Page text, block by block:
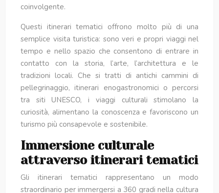
coinvolgente.
Questi itinerari tematici offrono molto più di una
semplice visita turistica: sono veri e propri viaggi nel
tempo e nello spazio che consentono di entrare in
contatto con la storia, l’arte, l’architettura e le
tradizioni locali. Che si tratti di antichi cammini di
pellegrinaggio, itinerari enogastronomici o percorsi
tra siti UNESCO, i viaggi culturali stimolano la
curiosità, alimentano la conoscenza e favoriscono un
turismo più consapevole e sostenibile.
Immersione culturale
attraverso itinerari tematici
Gli itinerari tematici rappresentano un modo
straordinario per immergersi a 360 gradi nella cultura